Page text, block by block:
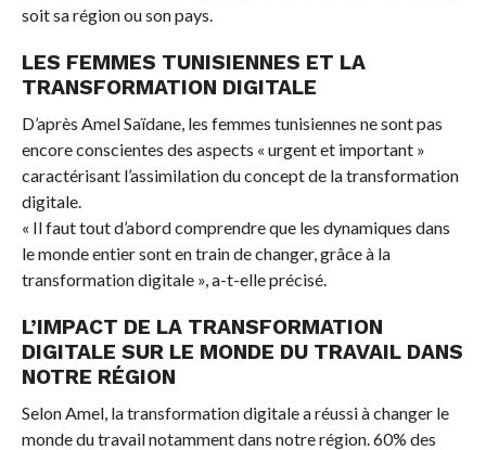
soit sa région ou son pays.
LES FEMMES TUNISIENNES ET LA
TRANSFORMATION DIGITALE
D’après Amel Saïdane, les femmes tunisiennes ne sont pas
encore conscientes des aspects « urgent et important »
caractérisant l’assimilation du concept de la transformation
digitale.
« Il faut tout d’abord comprendre que les dynamiques dans
le monde entier sont en train de changer, grâce à la
transformation digitale », a-t-elle précisé.
L’IMPACT DE LA TRANSFORMATION
DIGITALE SUR LE MONDE DU TRAVAIL DANS
NOTRE RÉGION
Selon Amel, la transformation digitale a réussi à changer le
monde du travail notamment dans notre région. 60% des